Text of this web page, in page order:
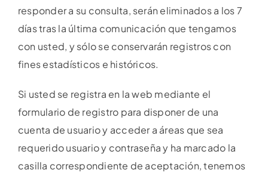
responder a su consulta, serán eliminados a los 7
días tras la última comunicación que tengamos
con usted, y sólo se conservarán registros con
fines estadísticos e históricos.
Si usted se registra en la web mediante el
formulario de registro para disponer de una
cuenta de usuario y acceder a áreas que sea
requerido usuario y contraseña y ha marcado la
casilla correspondiente de aceptación, tenemos